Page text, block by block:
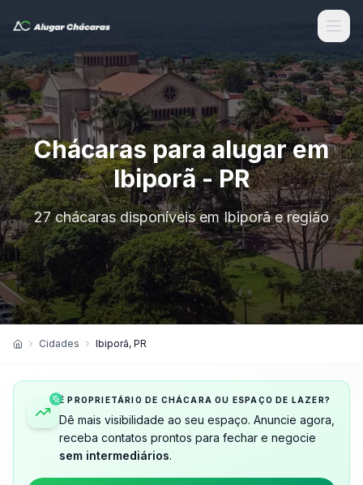
Chácaras para alugar em
Ibiporã - PR
27 chácaras disponíveis em Ibiporã e região
Cidades Ibiporã, PR
É PROPRIETÁRIO DE CHÁCARA OU ESPAÇO DE LAZER?
Dê mais visibilidade ao seu espaço. Anuncie agora,
receba contatos prontos para fechar e negocie
sem intermediários.